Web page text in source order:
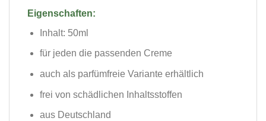
Eigenschaften:
Inhalt: 50ml
für jeden die passenden Creme
auch als parfümfreie Variante erhältlich
frei von schädlichen Inhaltsstoffen
aus Deutschland